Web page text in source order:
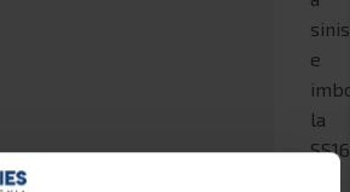
e
la
SS16